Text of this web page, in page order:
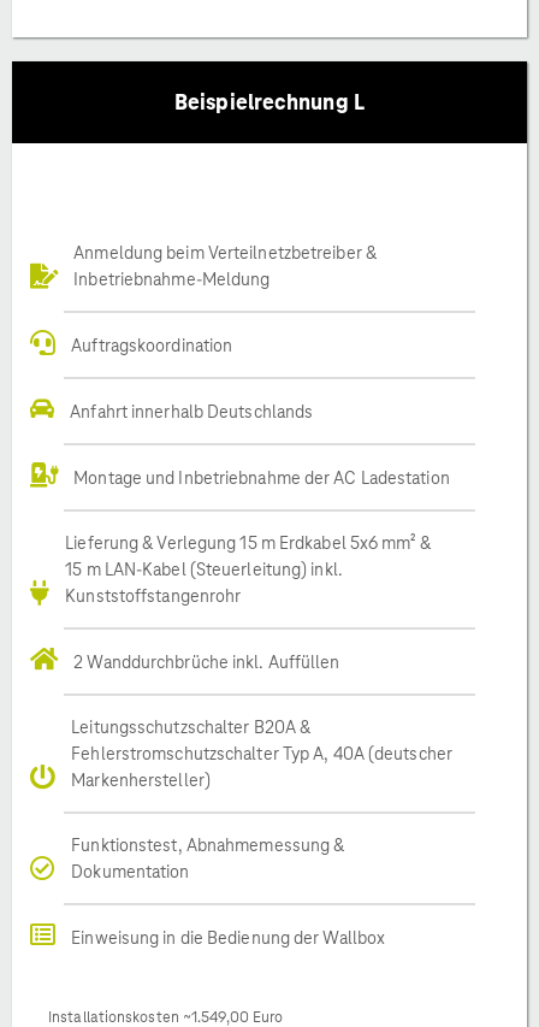
Beispielrechnung L
Anmeldung beim Verteilnetzbetreiber &
Inbetriebnahme-Meldung
Auftragskoordination
Anfahrt innerhalb Deutschlands
Montage und Inbetriebnahme der AC Ladestation
Lieferung & Verlegung 15 m Erdkabel 5x6 mm² &
15 m LAN-Kabel (Steuerleitung) inkl.
Kunststoffstangenrohr
2 Wanddurchbrüche inkl. Auffüllen
Leitungsschutzschalter B20A &
Fehlerstromschutzschalter Typ A, 40A (deutscher
Markenhersteller)
Funktionstest, Abnahmemessung &
Dokumentation
Einweisung in die Bedienung der Wallbox
Installationskosten ~1.549,00 Euro